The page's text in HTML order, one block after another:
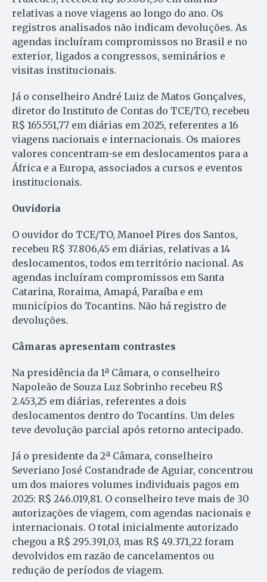
relativas a nove viagens ao longo do ano. Os
registros analisados não indicam devoluções. As
agendas incluíram compromissos no Brasil e no
exterior, ligados a congressos, seminários e
visitas institucionais.
Já o conselheiro André Luiz de Matos Gonçalves,
diretor do Instituto de Contas do TCE/TO, recebeu
R$ 165.551,77 em diárias em 2025, referentes a 16
viagens nacionais e internacionais. Os maiores
valores concentram-se em deslocamentos para a
África e a Europa, associados a cursos e eventos
institucionais.
Ouvidoria
O ouvidor do TCE/TO, Manoel Pires dos Santos,
recebeu R$ 37.806,45 em diárias, relativas a 14
deslocamentos, todos em território nacional. As
agendas incluíram compromissos em Santa
Catarina, Roraima, Amapá, Paraíba e em
municípios do Tocantins. Não há registro de
devoluções.
Câmaras apresentam contrastes
Na presidência da 1ª Câmara, o conselheiro
Napoleão de Souza Luz Sobrinho recebeu R$
2.453,25 em diárias, referentes a dois
deslocamentos dentro do Tocantins. Um deles
teve devolução parcial após retorno antecipado.
Já o presidente da 2ª Câmara, conselheiro
Severiano José Costandrade de Aguiar, concentrou
um dos maiores volumes individuais pagos em
2025: R$ 246.019,81. O conselheiro teve mais de 30
autorizações de viagem, com agendas nacionais e
internacionais. O total inicialmente autorizado
chegou a R$ 295.391,03, mas R$ 49.371,22 foram
devolvidos em razão de cancelamentos ou
redução de períodos de viagem.